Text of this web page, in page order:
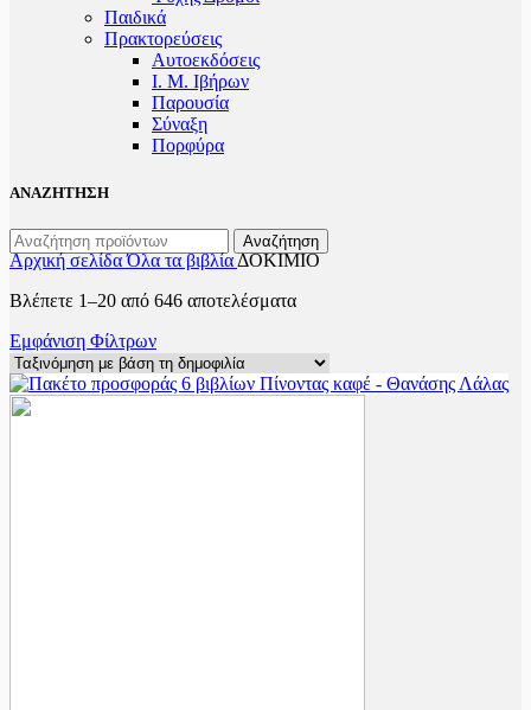
Παιδικά
Πρακτoρεύσεις
Αυτοεκδόσεις
Ι. Μ. Ιβήρων
Παρουσία
Σύναξη
Πορφύρα
ΑΝΑΖΗΤΗΣΗ
Αναζήτηση
Αρχική σελίδαΌλα τα βιβλίαΔΟΚΙΜΙΟ
Βλέπετε 1–20 από 646 αποτελέσματαSorted
Εμφάνιση Φίλτρων